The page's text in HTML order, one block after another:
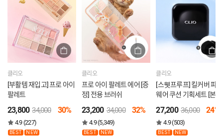
클리오
[부활템 재입고] 프로 아이
팔레트
23,800 34,000 30%
4.9 (227)
BEST NEW
클리오
프로 아이 팔레트 에어 [증
정] 전용 브러쉬
23,200 34,000 32%
4.9 (5,349)
BEST NEW
클리오
[스웻프루프] 킬커버 파운
웨어 쿠션 기획세트 [본품
27,200 36,000 24%
4.9 (503)
BEST NEW